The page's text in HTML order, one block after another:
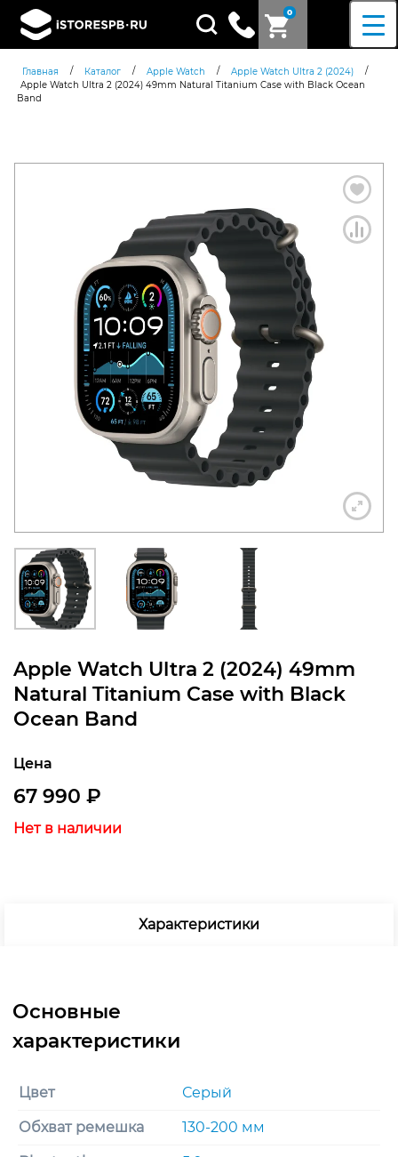
0
Поиск
товаров
Главная / Каталог / Apple Watch / Apple Watch Ultra 2 (2024)
/
Apple Watch Ultra 2 (2024) 49mm Natural Titanium Case with Black Ocean
Band
Apple Watch Ultra 2 (2024) 49mm
Natural Titanium Case with Black
Ocean Band
Цена
67 990 ₽
Нет в наличии
Характеристики
Цвет Серый
Обхват ремешка 130-200 мм
Согласен cполитикой
конфиденциальности
+7 812 318-40-14
(c 10:00 до 21:00, без
выходных)